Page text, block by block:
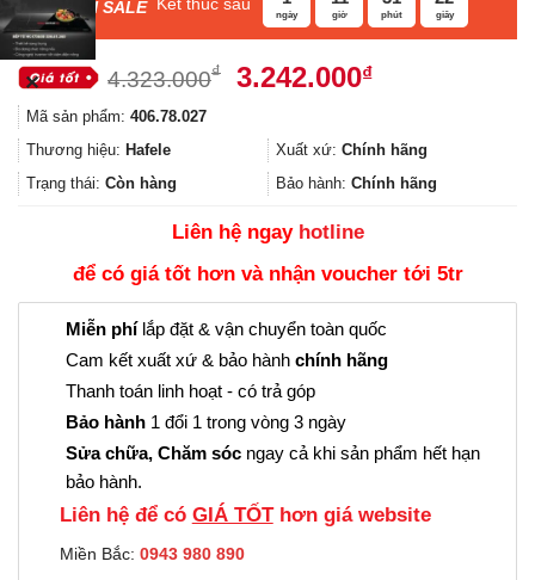
F ASH SALE Kết thúc sau
ngày giờ phút giây
4.323.000₫
Giá
4.323.000₫.
3.242.000₫Giá
là:
3.242.000₫.
Mã sản phẩm: 406.78.027
Thương hiệu: Hafele Xuất xứ: Chính hãng
Trạng thái: Còn hàng Bảo hành: Chính hãng
Liên hệ ngay hotline
để có giá tốt hơn và nhận voucher tới 5tr
Miễn phílắp đặt & vận chuyển toàn quốc
Cam kết xuất xứ & bảo hành chính hãng
Thanh toán linh hoạt - có trả góp
Bảo hành 1 đổi 1 trong vòng 3 ngày
Sửa chữa, Chăm sóc ngay cả khi sản phẩm hết hạn
bảo hành.
Liên hệ để có GIÁ TỐThơn giá website
Miền Bắc: 0943 980 890
✕